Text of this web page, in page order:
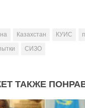
Казахстан КУИС
СИЗО
ТАКЖЕ